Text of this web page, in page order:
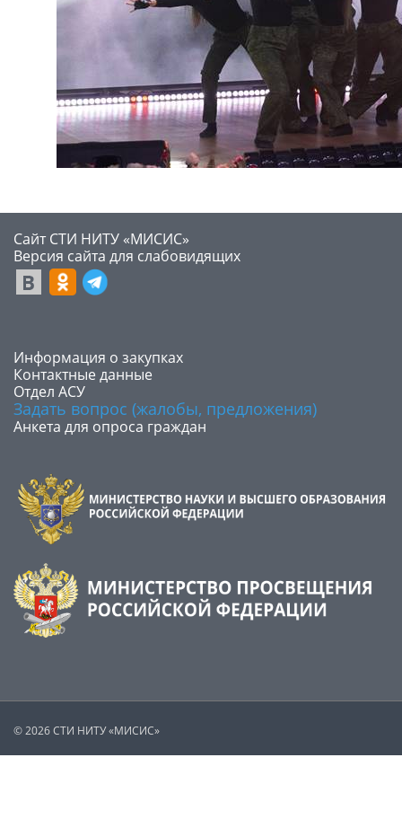
Сайт СТИ НИТУ «МИСИС»
​Версия сайта для слабовидящих
​Информация о закупках
Контактные данные
Отдел АСУ
Задать вопрос (жалобы, предложения)
Анкета для опроса граждан
© 2026 СТИ НИТУ «МИСИС»